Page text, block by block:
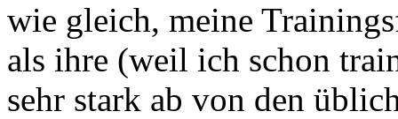
wie gleich, meine
als ihre (weil ich schon
sehr stark ab von den